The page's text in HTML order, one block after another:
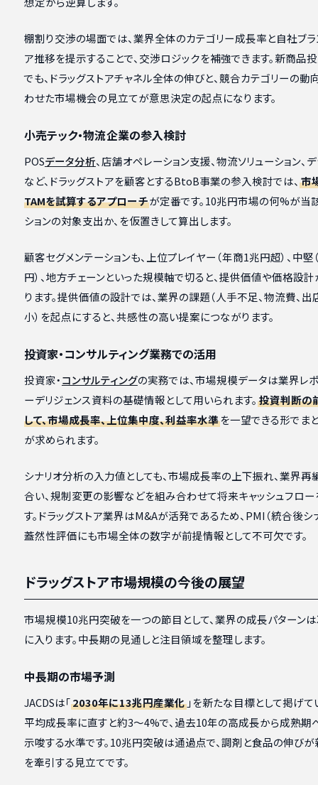
棚割り交渉の場面では、業界全体のカテゴリー成長率と自社ブラ
ア推移を提示することで、交渉ロジックを補強できます。新商品
でも、ドラッグストアチャネル全体の伸びと、競合カテゴリーの動
わせた市場機会の見立てが意思決定の起点になります。
小売テック・物流企業の参入検討
POSデータ分析、店舗オペレーション支援、物流ソリューション、
など、ドラッグストアを顧客とするBtoB事業の参入検討では、 市
TAMを試算するアプローチが定番です。10兆円市場の何%が当
ションの対象支出か、を仮置きして算出します。
顧客セグメンテーションも、上位プレイヤー（年商1兆円超）、中堅
円）、地方チェーンといった規模軸で切ると、提供価値や価格設
ります。提供価値の設計では、業界の課題（人手不足、物流費、
小）を起点にすると、共感性の高い提案につながります。
投資家・コンサルティング業務での活用
投資家・コンサルティングの実務では、市場規模データは業界レ
ーデリジェンス資料の基礎情報として用いられます。 投資判断の
して、市場成長率、上位集中度、利益率水準を一望できる形でま
が求められます。
シナリオ分析の入力値としても、市場成長率の上下振れ、業界再
合い、規制変更の影響などを組み合わせて将来キャッシュフロ
す。ドラッグストア業界はM&Aが活発であるため、PMI（統合後シ
蓋然性評価にも市場全体の数字が前提情報として不可欠です。
ドラッグストア市場規模の今後の展望
市場規模10兆円突破を一つの節目として、業界の成長パターン
に入ります。中長期の見通しと注目領域を整理します。
中長期の市場予測
JACDSは「2030年に13兆円産業化」を新たな目標として掲げて
平均成長率に直すと約3〜4%で、過去10年の高成長から成熟期
示唆する水準です。10兆円突破は通過点で、調剤と食品の伸び
を牽引する見立てです。